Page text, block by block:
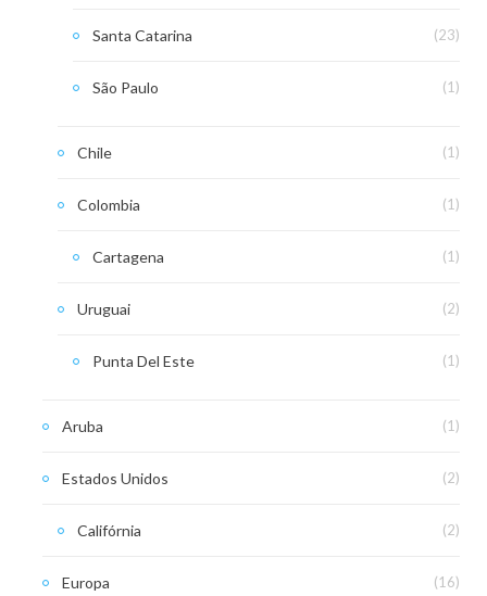
Santa Catarina (23)
São Paulo (1)
Chile (1)
Colombia (1)
Cartagena (1)
Uruguai (2)
Punta Del Este (1)
Aruba (1)
Estados Unidos (2)
Califórnia (2)
Europa (16)